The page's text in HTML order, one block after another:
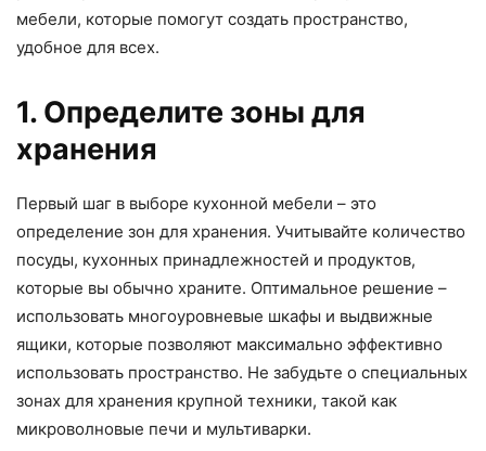
мебели, которые помогут создать пространство,
удобное для всех.
1. Определите зоны для
хранения
Первый шаг в выборе кухонной мебели – это
определение зон для хранения. Учитывайте количество
посуды, кухонных принадлежностей и продуктов,
которые вы обычно храните. Оптимальное решение –
использовать многоуровневые шкафы и выдвижные
ящики, которые позволяют максимально эффективно
использовать пространство. Не забудьте о специальных
зонах для хранения крупной техники, такой как
микроволновые печи и мультиварки.